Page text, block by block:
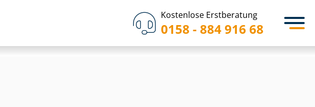
Kostenlose Erstberatung
0158 - 884 916 68